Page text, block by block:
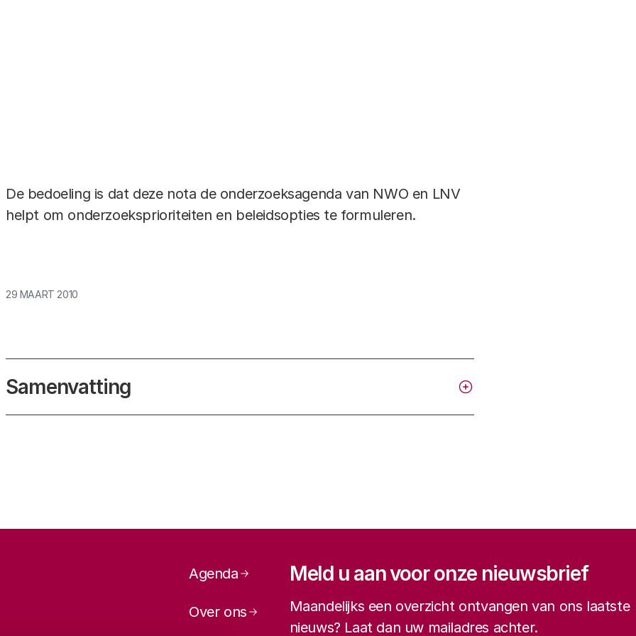
en
De bedoeling is dat deze nota de onderzoeksagenda van NWO en LNV
helpt om onderzoeksprioriteiten en beleidsopties te formuleren.
29 MAART 2010
Samenvatting
Paginanavigatie
Agenda
Over ons
Meld u aan voor onze nieuwsbrief
Maandelijks een overzicht ontvangen van ons laatste
nieuws? Laat dan uw mailadres achter.